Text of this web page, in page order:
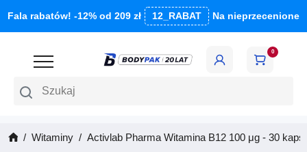
Fala rabatów! -12% od 209 zł 12_RABAT Na nieprzecenione
Szukaj
0
Witaminy Activlab Pharma Witamina B12 100 μg - 30 kaps.